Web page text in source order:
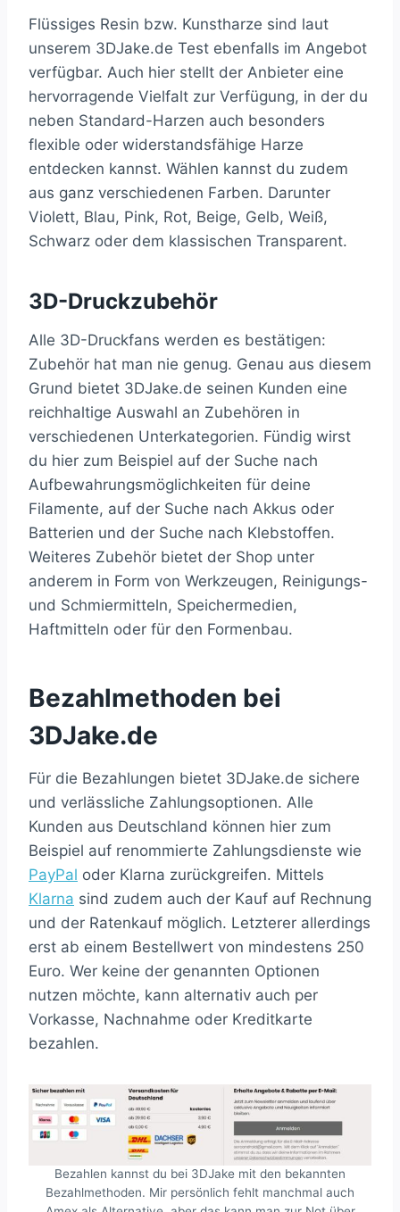
Flüssiges Resin bzw. Kunstharze sind laut
unserem 3DJake.de Test ebenfalls im Angebot
verfügbar. Auch hier stellt der Anbieter eine
hervorragende Vielfalt zur Verfügung, in der du
neben Standard-Harzen auch besonders
flexible oder widerstandsfähige Harze
entdecken kannst. Wählen kannst du zudem
aus ganz verschiedenen Farben. Darunter
Violett, Blau, Pink, Rot, Beige, Gelb, Weiß,
Schwarz oder dem klassischen Transparent.
3D-Druckzubehör
Alle 3D-Druckfans werden es bestätigen:
Zubehör hat man nie genug. Genau aus diesem
Grund bietet 3DJake.de seinen Kunden eine
reichhaltige Auswahl an Zubehören in
verschiedenen Unterkategorien. Fündig wirst
du hier zum Beispiel auf der Suche nach
Aufbewahrungsmöglichkeiten für deine
Filamente, auf der Suche nach Akkus oder
Batterien und der Suche nach Klebstoffen.
Weiteres Zubehör bietet der Shop unter
anderem in Form von Werkzeugen, Reinigungs-
und Schmiermitteln, Speichermedien,
Haftmitteln oder für den Formenbau.
Bezahlmethoden bei
3DJake.de
Für die Bezahlungen bietet 3DJake.de sichere
und verlässliche Zahlungsoptionen. Alle
Kunden aus Deutschland können hier zum
Beispiel auf renommierte Zahlungsdienste wie
PayPal oder Klarna zurückgreifen. Mittels
Klarna sind zudem auch der Kauf auf Rechnung
und der Ratenkauf möglich. Letzterer allerdings
erst ab einem Bestellwert von mindestens 250
Euro. Wer keine der genannten Optionen
nutzen möchte, kann alternativ auch per
Vorkasse, Nachnahme oder Kreditkarte
bezahlen.
Bezahlen kannst du bei 3DJake mit den bekannten
Bezahlmethoden. Mir persönlich fehlt manchmal auch